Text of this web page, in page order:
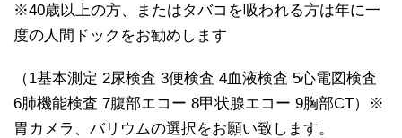
※40歳以上の方、またはタバコを吸われる方は年に一
度の人間ドックをお勧めします
（1基本測定 2尿検査 3便検査 4血液検査 5心電図検査
6肺機能検査 7腹部エコー 8甲状腺エコー 9胸部CT）※
胃カメラ、バリウムの選択をお願い致します。